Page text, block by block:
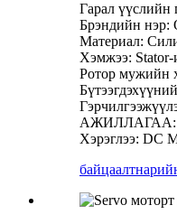
Гарал үүслийн
Брэндийн
Материал:
Хэмжээ:
Ротор мужийн
АЖИЛЛАГАА:
Хэрэглээ: DC
байцаалт